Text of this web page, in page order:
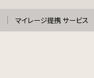
マイレージ提携 サービス